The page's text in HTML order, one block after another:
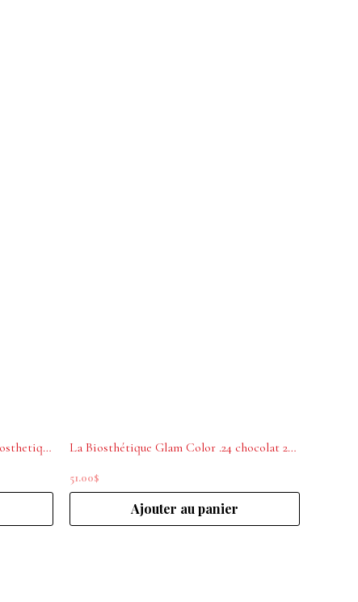
Intense Shampoo Botanique La Biosthetique 250 ml La Biosthétique Glam Color .24 chocolat 200mL
51.00$
Ajouter au panier